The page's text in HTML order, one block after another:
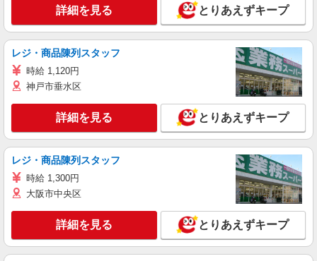
詳細を見る とりあえずキープ
レジ・商品陳列スタッフ
時給 1,120円
神戸市垂水区
詳細を見る とりあえずキープ
レジ・商品陳列スタッフ
時給 1,300円
大阪市中央区
詳細を見る とりあえずキープ